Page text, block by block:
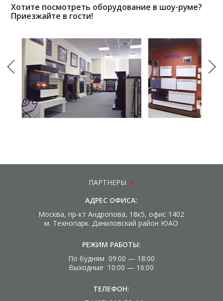
Хотите посмотреть оборудование в шоу-руме?
Приезжайте в гости!
ПАРТНЕРЫ
АДРЕС ОФИСА:
Москва, пр-кт Андропова, 18к5, офис 1402
м. Технопарк. Даниловский район ЮАО
РЕЖИМ РАБОТЫ:
По будням 09:00 — 18:00
Выходные 10:00 — 16:00
ТЕЛЕФОН: